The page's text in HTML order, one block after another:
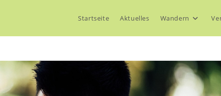
Startseite Aktuelles Wandern